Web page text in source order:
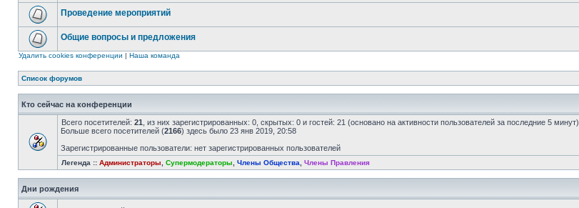
Проведение мероприятий
Общие вопросы и предложения
Удалить cookies конференции | Наша команда
Список форумов
Кто сейчас на конференции
Всего посетителей: 21 , из них зарегистрированных: 0, скрытых: 0 и гостей: 21 (основано на активности пользователей за последние 5 минут)
Больше всего посетителей (2166) здесь было 23 янв 2019, 20:58
Зарегистрированные пользователи: нет зарегистрированных пользователей
Легенда :: Администраторы Супермодераторы Члены Общества Члены Правления
Дни рождения